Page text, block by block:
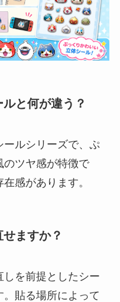
と何が違う？
ルシリーズで、ぷ
のツヤ感が特徴で
感があります。
ますか？
を前提としたシー
貼る場所によって